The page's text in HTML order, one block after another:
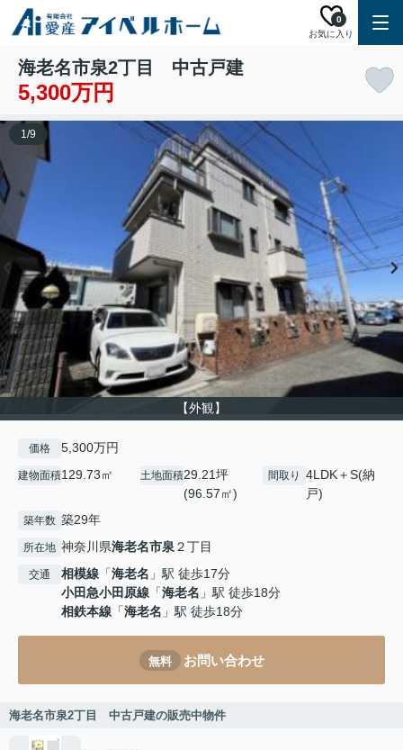
お気に入り
0
海老名市泉2丁目 中古戸建
5,300万円
【外観】
1/9
価格 5,300万円
建物面積129.73㎡ 土地面積29.21坪
(96.57㎡)
間取り
4LDK＋S(納
戸)
築年数 築29年
所在地 神奈川県海老名市泉２丁目
交通 相模線 「海老名 」駅 徒歩17分
小田急小田原線 「海老名 」駅 徒歩18分
相鉄本線 「海老名 」駅 徒歩18分
無料 お問い合わせ
海老名市泉2丁目 中古戸建の販売中物件